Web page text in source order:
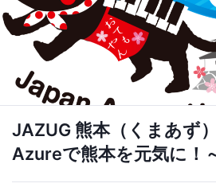
JAZUG 熊本（くまあず
Azureで熊本を元気に！